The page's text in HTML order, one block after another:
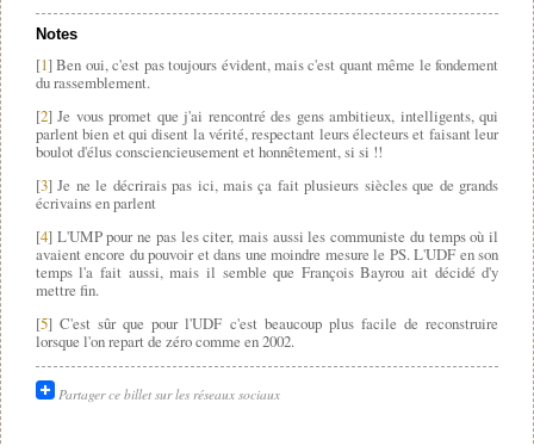
Notes
[1] Ben oui, c'est pas toujours évident, mais c'est quant même le fondement
du rassemblement.
[2] Je vous promet que j'ai rencontré des gens ambitieux, intelligents, qui
parlent bien et qui disent la vérité, respectant leurs électeurs et faisant leur
boulot d'élus consciencieusement et honnêtement, si si !!
[3] Je ne le décrirais pas ici, mais ça fait plusieurs siècles que de grands
écrivains en parlent
[4] L'UMP pour ne pas les citer, mais aussi les communiste du temps où il
avaient encore du pouvoir et dans une moindre mesure le PS. L'UDF en son
temps l'a fait aussi, mais il semble que François Bayrou ait décidé d'y
mettre fin.
[5] C'est sûr que pour l'UDF c'est beaucoup plus facile de reconstruire
lorsque l'on repart de zéro comme en 2002.
Partager ce billet sur les réseaux sociaux